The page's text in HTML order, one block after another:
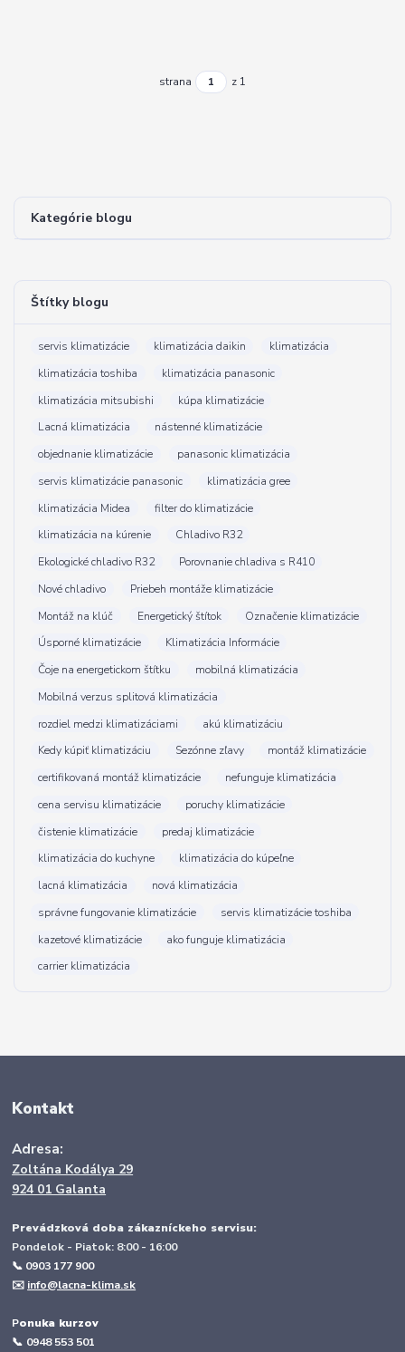
Kategórie blogu
Štítky blogu
servis klimatizácie klimatizácia daikin
klimatizácia
klimatizácia toshiba
klimatizácia panasonic
klimatizácia mitsubishi
kúpa klimatizácie
Lacná klimatizácia
nástenné klimatizácie
objednanie klimatizácie
panasonic klimatizácia
servis klimatizácie panasonic
klimatizácia gree
klimatizácia Midea
filter do klimatizácie
klimatizácia na kúrenie
Chladivo R32
Ekologické chladivo R32
Porovnanie chladiva s R410
Nové chladivo
Priebeh montáže klimatizácie
Montáž na klúč
Energetický štítok
Označenie klimatizácie
Úsporné klimatizácie
Klimatizácia Informácie
Čoje na energetickom štítku
mobilná klimatizácia
Mobilná verzus splitová klimatizácia
rozdiel medzi klimatizáciami
akú klimatizáciu
Kedy kúpiť klimatizáciu
Sezónne zľavy
montáž klimatizácie
certifikovaná montáž klimatizácie
nefunguje klimatizácia
cena servisu klimatizácie
poruchy klimatizácie
čistenie klimatizácie
predaj klimatizácie
klimatizácia do kuchyne
klimatizácia do kúpeľne
lacná klimatizácia
nová klimatizácia
správne fungovanie klimatizácie
servis klimatizácie toshiba
kazetové klimatizácie
ako funguje klimatizácia
carrier klimatizácia
strana z 1
Kontakt
Adresa:
Zoltána Kodálya 29
924 01 Galanta
Prevádzková doba zákazníckeho servisu:
Pondelok - Piatok: 8:00 - 16:00
📞 0903 177 900
✉️ info@lacna-klima.sk
Ponuka kurzov
📞 0948 553 501